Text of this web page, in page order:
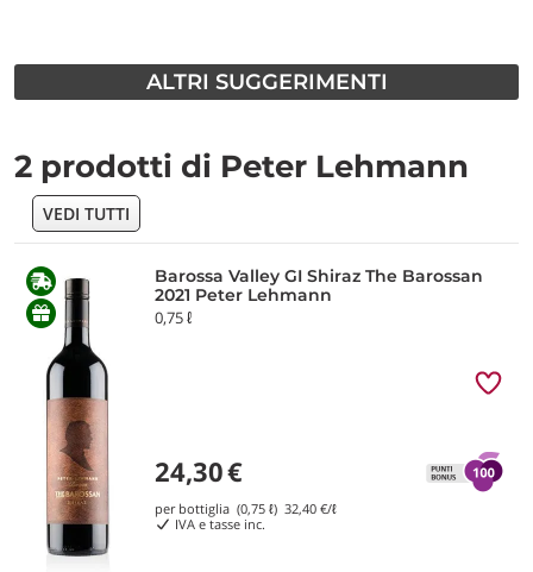
ALTRI SUGGERIMENTI
2 prodotti di Peter Lehmann
VEDI TUTTI
Barossa Valley GI Shiraz The Barossan
2021 Peter Lehmann
0,75 ℓ
24,30€
per bottiglia (0,75 ℓ) 32,40 €/ℓ
IVA e tasse inc.